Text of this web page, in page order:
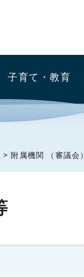
子育て・教育
> 附属機関 （審議会